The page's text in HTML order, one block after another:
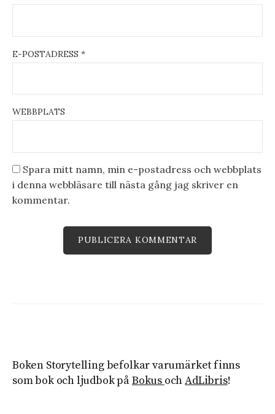
E-POSTADRESS *
WEBBPLATS
Spara mitt namn, min e-postadress och webbplats
i denna webbläsare till nästa gång jag skriver en
kommentar.
Boken Storytelling befolkar varumärket finns
som bok och ljudbok påBokus ochAdLibris!